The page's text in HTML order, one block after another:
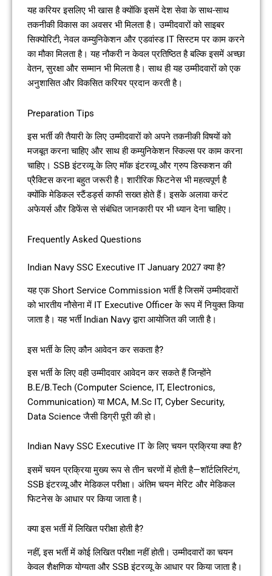
यह करियर इसलिए भी खास है क्योंकि इसमें देश सेवा के साथ-साथ
तकनीकी विकास का अवसर भी मिलता है। उम्मीदवारों को साइबर
सिक्योरिटी, नेवल कम्युनिकेशन और एडवांस्ड IT सिस्टम पर काम करने
का मौका मिलता है। यह नौकरी न केवल प्रतिष्ठित है बल्कि इसमें अच्छा
वेतन, सुरक्षा और सम्मान भी मिलता है। साथ ही यह उम्मीदवारों को एक
अनुशासित और विकसित करियर प्रदान करती है।
Preparation Tips
इस भर्ती की तैयारी के लिए उम्मीदवारों को अपने तकनीकी विषयों को
मजबूत करना चाहिए और साथ ही कम्युनिकेशन स्किल्स पर काम करना
चाहिए। SSB इंटरव्यू के लिए मॉक इंटरव्यू और ग्रुप डिस्कशन की
प्रैक्टिस करना बहुत जरूरी है। शारीरिक फिटनेस भी महत्वपूर्ण है
क्योंकि मेडिकल स्टैंडर्ड्स काफी सख्त होते हैं। इसके अलावा करंट
अफेयर्स और डिफेंस से संबंधित जानकारी पर भी ध्यान देना चाहिए।
Frequently Asked Questions
Indian Navy SSC Executive IT January 2027 क्या है?
यह एक Short Service Commission भर्ती है जिसमें उम्मीदवारों
को भारतीय नौसेना में IT Executive Officer के रूप में नियुक्त किया
जाता है। यह भर्ती Indian Navy द्वारा आयोजित की जाती है।
इस भर्ती के लिए कौन आवेदन कर सकता है?
इस भर्ती के लिए वही उम्मीदवार आवेदन कर सकते हैं जिन्होंने
B.E/B.Tech (Computer Science, IT, Electronics,
Communication) या MCA, M.Sc IT, Cyber Security,
Data Science जैसी डिग्री पूरी की हो।
Indian Navy SSC Executive IT के लिए चयन प्रक्रिया क्या है?
इसमें चयन प्रक्रिया मुख्य रूप से तीन चरणों में होती है—शॉर्टलिस्टिंग,
SSB इंटरव्यू और मेडिकल परीक्षा। अंतिम चयन मेरिट और मेडिकल
फिटनेस के आधार पर किया जाता है।
क्या इस भर्ती में लिखित परीक्षा होती है?
नहीं, इस भर्ती में कोई लिखित परीक्षा नहीं होती। उम्मीदवारों का चयन
केवल शैक्षणिक योग्यता और SSB इंटरव्यू के आधार पर किया जाता है।